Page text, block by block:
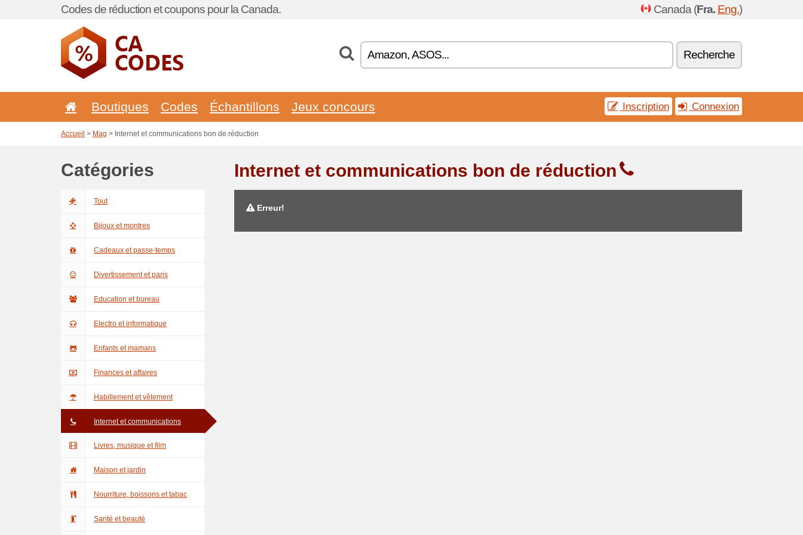
Codes de réduction et coupons pour la Canada. Canada (Fra. Eng.)
Recherche
Boutiques Codes Échantillons Jeux concours Inscription Connexion
Accueil > Mag > Internet et communications bon de réduction
Catégories
Tout
Bijoux et montres
Cadeaux et passe-temps
Divertissement et paris
Education et bureau
Electro et informatique
Enfants et mamans
Finances et affaires
Habillement et vêtement
Internet et communications
Livres, musique et film
Maison et jardin
Nourriture, boissons et tabac
Santé et beauté
Internet et communications bon de réduction
Erreur!